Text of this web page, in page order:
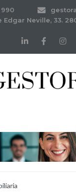
990
Edgar Neville, 33.